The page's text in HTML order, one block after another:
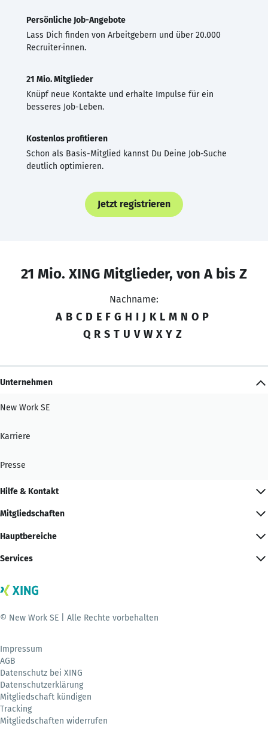
Persönliche Job-Angebote
Lass Dich finden von Arbeitgebern und über 20.000
Recruiter·innen.
21 Mio. Mitglieder
Knüpf neue Kontakte und erhalte Impulse für ein
besseres Job-Leben.
Kostenlos profitieren
Schon als Basis-Mitglied kannst Du Deine Job-Suche
deutlich optimieren.
Jetzt registrieren
21 Mio. XING Mitglieder, von A bis Z
Nachname:
A B C D E F G H I J K L M N O P
Q R S T U V W X Y Z
Unternehmen
New Work SE
Karriere
Presse
Hilfe & Kontakt
Mitgliedschaften
Hauptbereiche
Services
© New Work SE | Alle Rechte vorbehalten
Impressum
AGB
Datenschutz bei XING
Datenschutzerklärung
Mitgliedschaft kündigen
Tracking
Mitgliedschaften widerrufen